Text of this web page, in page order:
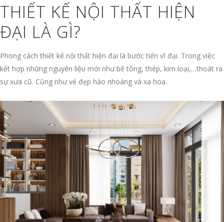
THIẾT KẾ NỘI THẤT HIỆN
ĐẠI LÀ GÌ?
Phong cách thiết kế nội thất hiện đại là bước tiến vĩ đại. Trong việc
kết hợp những nguyên liệu mới như bê tông, thép, kim loại,…thoát ra
sự xưa cũ. Cũng như vẻ đẹp hào nhoáng và xa hoa.